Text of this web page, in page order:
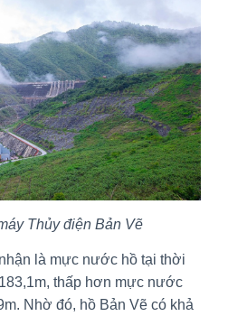
Thủy điện Bản Vẽ
là mực nước hồ tại thời
thấp hơn mực nước
Nhờ đó, hồ Bản Vẽ có khả